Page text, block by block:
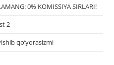
0% KOMISSIYA SIRLARI!
2
qo’yorasizmi